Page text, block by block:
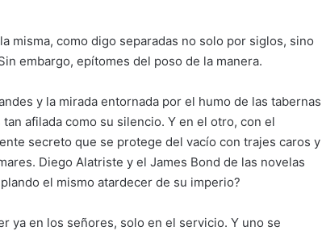
misma, como digo separadas no solo por siglos, sino
embargo, epítomes del poso de la manera.
y la mirada entornada por el humo de las tabernas
afilada como su silencio. Y en el otro, con el
secreto que se protege del vacío con trajes caros y
Diego Alatriste y el James Bond de las novelas
el mismo atardecer de su imperio?
ya en los señores, solo en el servicio. Y uno se